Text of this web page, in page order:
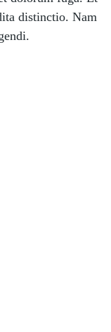
distinctio. Nam